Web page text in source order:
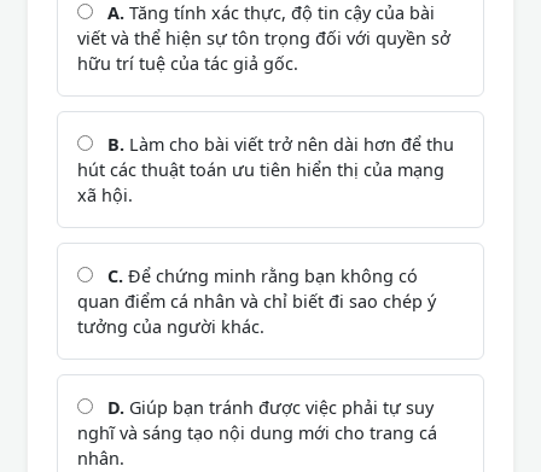
A. Tăng tính xác thực, độ tin cậy của bài
viết và thể hiện sự tôn trọng đối với quyền sở
hữu trí tuệ của tác giả gốc.
B. Làm cho bài viết trở nên dài hơn để thu
hút các thuật toán ưu tiên hiển thị của mạng
xã hội.
C. Để chứng minh rằng bạn không có
quan điểm cá nhân và chỉ biết đi sao chép ý
tưởng của người khác.
D. Giúp bạn tránh được việc phải tự suy
nghĩ và sáng tạo nội dung mới cho trang cá
nhân.